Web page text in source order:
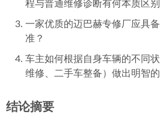
程与普通维修诊断有何本质区别
一家优质的迈巴赫专修厂应具
准？
车主如何根据自身车辆的不同
维修、二手车整备）做出明智
结论摘要
2026新发布惠州车主认可的奔驰整
2026年7月惠城检测专业的奔驰大
2026年惠州奔驰C级维修保养整备
南 2026-06-29